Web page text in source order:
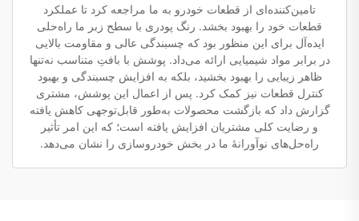
تامین‌کننده‌ای از قطعات خودرو به ما مراجعه کرد تا عملکرد
قطعات خود را بهبود بخشد. رنگ پودری با سطح زبر ما راه‌حلی
ایده‌آل برای این منظور بود که چسبندگی عالی و مقاومت بالایی
در برابر مواد شیمیایی ارائه می‌داد. پوشش با بافتِ متناسب نه‌تنها
ظاهر زیبایی را بهبود بخشید، بلکه به افزایش چسبندگی و بهبود
کنترل قطعات نیز کمک کرد. پس از اعمال این پوشش، مشتری
گزارش داد که بازگشت محصولات به‌طور قابل‌توجهی کاهش یافته
و رضایت کلی مشتریان افزایش یافته است؛ که این امر تأثیر
راه‌حل‌های نوآورانهٔ ما در بخش خودروسازی را نشان می‌دهد.